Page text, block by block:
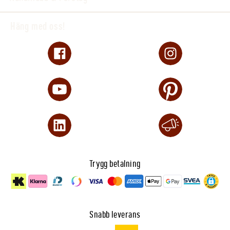
Trygg betalning
Snabb leverans